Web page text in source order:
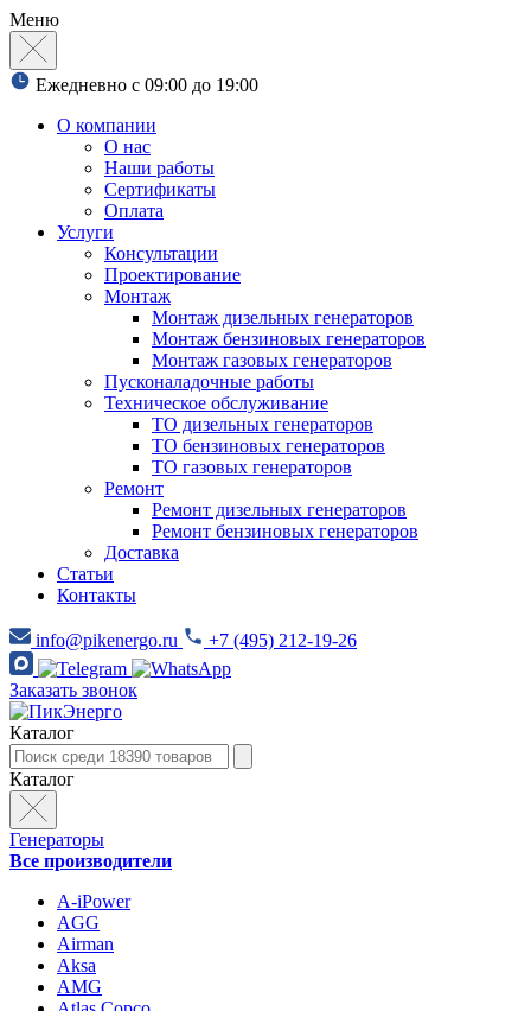
Меню
Ежедневно с 09:00 до 19:00
О компании
О нас
Наши работы
Сертификаты
Оплата
Услуги
Консультации
Проектирование
Монтаж
Монтаж дизельных генераторов
Монтаж бензиновых генераторов
Монтаж газовых генераторов
Пусконаладочные работы
Техническое обслуживание
ТО дизельных генераторов
ТО бензиновых генераторов
ТО газовых генераторов
Ремонт
Ремонт дизельных генераторов
Ремонт бензиновых генераторов
Доставка
Статьи
Контакты
info@pikenergo.ru +7 (495) 212-19-26
Заказать звонок
Каталог
Каталог
Генераторы
Все производители
A-iPower
AGG
Airman
Aksa
AMG